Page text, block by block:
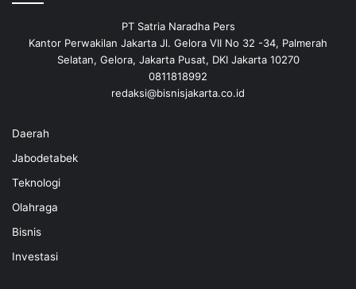
PT Satria Naradha Pers
Kantor Perwakilan Jakarta Jl. Gelora VII No 32 -34, Palmerah
Selatan, Gelora, Jakarta Pusat, DKI Jakarta 10270
0811818992
redaksi@bisnisjakarta.co.id
Daerah
Jabodetabek
Teknologi
Olahraga
Bisnis
Investasi